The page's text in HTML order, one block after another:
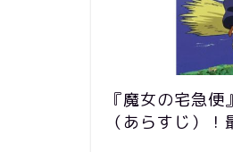
『魔女の宅急
（あらすじ）